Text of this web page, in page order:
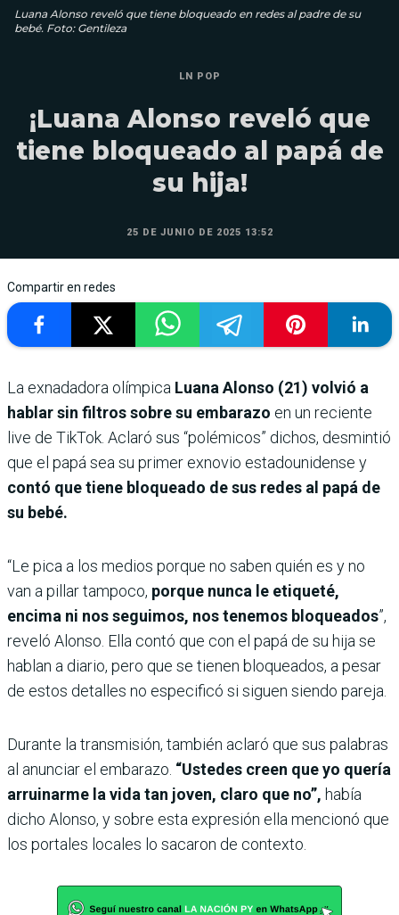
Luana Alonso reveló que tiene bloqueado en redes al padre de su
bebé. Foto: Gentileza
LN POP
¡Luana Alonso reveló que
tiene bloqueado al papá de
su hija!
25 DE JUNIO DE 2025 13:52
Compartir en redes
La exnadadora olímpica Luana Alonso (21) volvió a
hablar sin filtros sobre su embarazo en un reciente
live de TikTok. Aclaró sus “polémicos” dichos, desmintió
que el papá sea su primer exnovio estadounidense y
contó que tiene bloqueado de sus redes al papá de
su bebé.
“Le pica a los medios porque no saben quién es y no
van a pillar tampoco, porque nunca le etiqueté,
encima ni nos seguimos, nos tenemos bloqueados”,
reveló Alonso. Ella contó que con el papá de su hija se
hablan a diario, pero que se tienen bloqueados, a pesar
de estos detalles no especificó si siguen siendo pareja.
Durante la transmisión, también aclaró que sus palabras
al anunciar el embarazo. “Ustedes creen que yo quería
arruinarme la vida tan joven, claro que no”, había
dicho Alonso, y sobre esta expresión ella mencionó que
los portales locales lo sacaron de contexto.